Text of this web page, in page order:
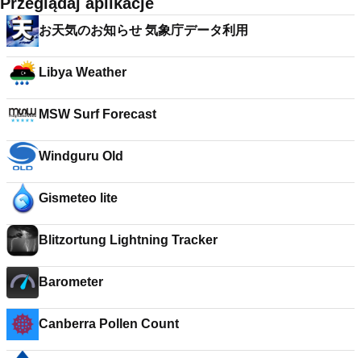
お天気のお知らせ 気象庁データ利用
Libya Weather
MSW Surf Forecast
Windguru Old
Gismeteo lite
Blitzortung Lightning Tracker
Barometer
Canberra Pollen Count